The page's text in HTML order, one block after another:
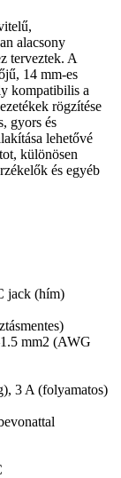
alacsony
terveztek. A
14 mm-es
kompatibilis a
rögzítése
gyors és
lehetővé
különösen
és egyéb
jack (hím)
mm2 (AWG
3 A (folyamatos)